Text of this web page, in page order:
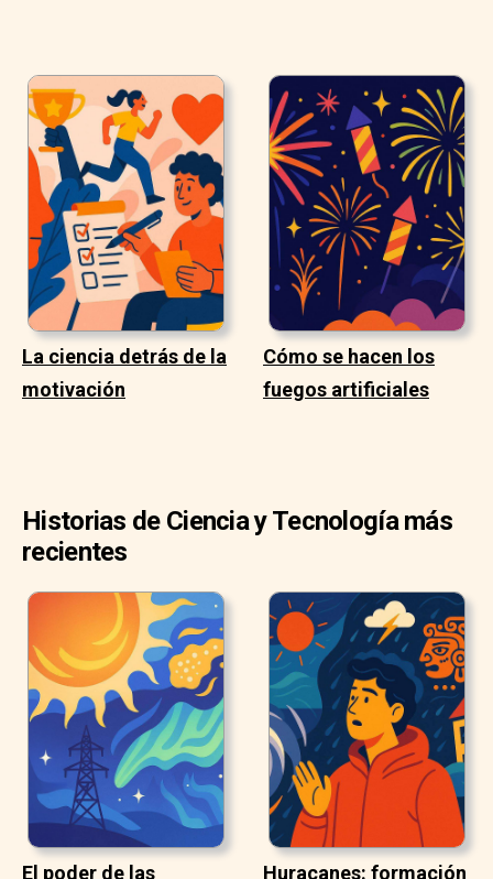
La ciencia detrás de la
motivación
Cómo se hacen los
fuegos artificiales
Historias de Ciencia y Tecnología más
recientes
El poder de las Huracanes: formación